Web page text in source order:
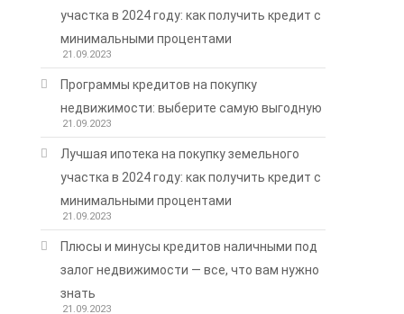
участка в 2024 году: как получить кредит с
минимальными процентами
21.09.2023
Программы кредитов на покупку
недвижимости: выберите самую выгодную
21.09.2023
Лучшая ипотека на покупку земельного
участка в 2024 году: как получить кредит с
минимальными процентами
21.09.2023
Плюсы и минусы кредитов наличными под
залог недвижимости — все, что вам нужно
знать
21.09.2023